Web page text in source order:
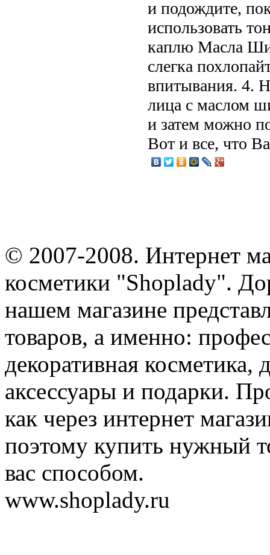
и подождите,
использовать
каплю Масла
слегка
впитывания. 4.
лица с маслом
и затем можно
Вот и все, что
© 2007-2008. Интернет
косметики "Shoplady".
нашем магазине
товаров, а именно:
декоративная косметика,
аксессуары и подарки.
как через интернет
поэтому купить нужный
вас способом.
www.shoplady.ru